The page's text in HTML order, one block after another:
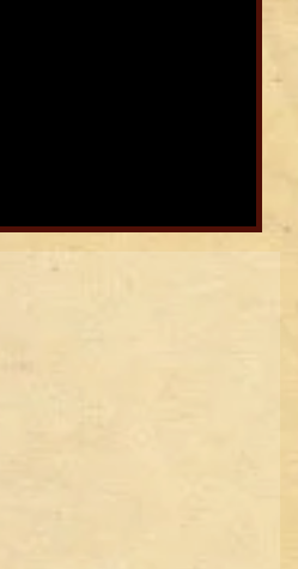
सियासी रंग में रंगा
को दिया Reforms का